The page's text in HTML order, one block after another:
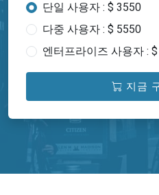
단일 사용자 : $ 3550
다중 사용자 : $ 5550
엔터프라이즈 사용자 :
지금